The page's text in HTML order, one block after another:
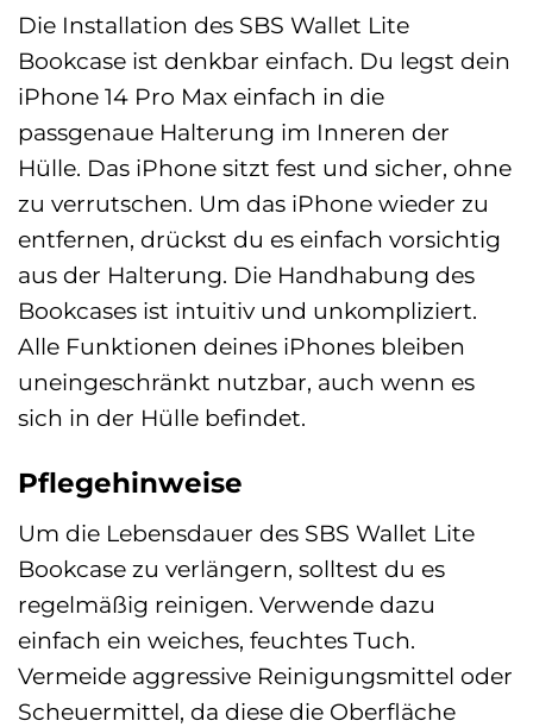
Die Installation des SBS Wallet Lite
Bookcase ist denkbar einfach. Du legst dein
iPhone 14 Pro Max einfach in die
passgenaue Halterung im Inneren der
Hülle. Das iPhone sitzt fest und sicher, ohne
zu verrutschen. Um das iPhone wieder zu
entfernen, drückst du es einfach vorsichtig
aus der Halterung. Die Handhabung des
Bookcases ist intuitiv und unkompliziert.
Alle Funktionen deines iPhones bleiben
uneingeschränkt nutzbar, auch wenn es
sich in der Hülle befindet.
Pflegehinweise
Um die Lebensdauer des SBS Wallet Lite
Bookcase zu verlängern, solltest du es
regelmäßig reinigen. Verwende dazu
einfach ein weiches, feuchtes Tuch.
Vermeide aggressive Reinigungsmittel oder
Scheuermittel, da diese die Oberfläche